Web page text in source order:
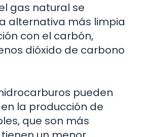
gas natural se
alternativa más limpia
con el carbón,
dióxido de carbono
pueden
la producción de
que son más